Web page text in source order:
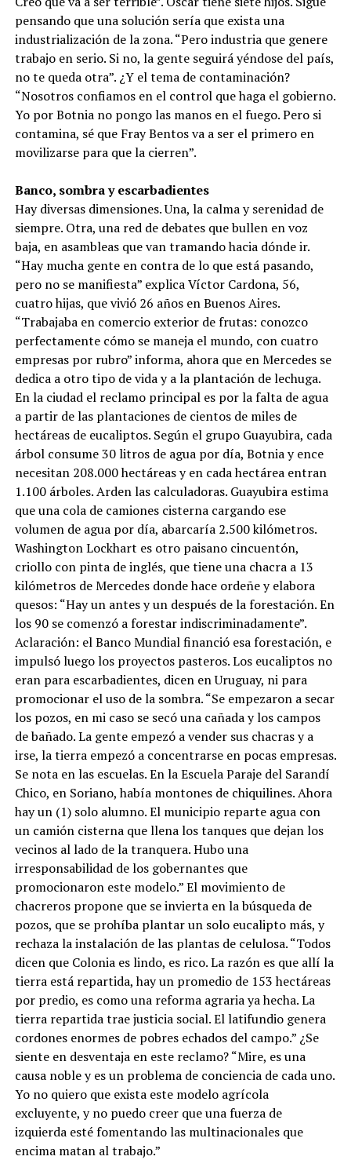
pensando que una solución sería que exista una
industrialización de la zona. “Pero industria que genere
trabajo en serio. Si no, la gente seguirá yéndose del país,
no te queda otra”. ¿Y el tema de contaminación?
“Nosotros confiamos en el control que haga el gobierno.
Yo por Botnia no pongo las manos en el fuego. Pero si
contamina, sé que Fray Bentos va a ser el primero en
movilizarse para que la cierren”.
Banco, sombra y escarbadientes
Hay diversas dimensiones. Una, la calma y serenidad de
siempre. Otra, una red de debates que bullen en voz
baja, en asambleas que van tramando hacia dónde ir.
“Hay mucha gente en contra de lo que está pasando,
pero no se manifiesta” explica Víctor Cardona, 56,
cuatro hijas, que vivió 26 años en Buenos Aires.
“Trabajaba en comercio exterior de frutas: conozco
perfectamente cómo se maneja el mundo, con cuatro
empresas por rubro” informa, ahora que en Mercedes se
dedica a otro tipo de vida y a la plantación de lechuga.
En la ciudad el reclamo principal es por la falta de agua
a partir de las plantaciones de cientos de miles de
hectáreas de eucaliptos. Según el grupo Guayubira, cada
árbol consume 30 litros de agua por día, Botnia y ence
necesitan 208.000 hectáreas y en cada hectárea entran
1.100 árboles. Arden las calculadoras. Guayubira estima
que una cola de camiones cisterna cargando ese
volumen de agua por día, abarcaría 2.500 kilómetros.
Washington Lockhart es otro paisano cincuentón,
criollo con pinta de inglés, que tiene una chacra a 13
kilómetros de Mercedes donde hace ordeñe y elabora
quesos: “Hay un antes y un después de la forestación. En
los 90 se comenzó a forestar indiscriminadamente”.
Aclaración: el Banco Mundial financió esa forestación, e
impulsó luego los proyectos pasteros. Los eucaliptos no
eran para escarbadientes, dicen en Uruguay, ni para
promocionar el uso de la sombra. “Se empezaron a secar
los pozos, en mi caso se secó una cañada y los campos
de bañado. La gente empezó a vender sus chacras y a
irse, la tierra empezó a concentrarse en pocas empresas.
Se nota en las escuelas. En la Escuela Paraje del Sarandí
Chico, en Soriano, había montones de chiquilines. Ahora
hay un (1) solo alumno. El municipio reparte agua con
un camión cisterna que llena los tanques que dejan los
vecinos al lado de la tranquera. Hubo una
irresponsabilidad de los gobernantes que
promocionaron este modelo.” El movimiento de
chacreros propone que se invierta en la búsqueda de
pozos, que se prohíba plantar un solo eucalipto más, y
rechaza la instalación de las plantas de celulosa. “Todos
dicen que Colonia es lindo, es rico. La razón es que allí la
tierra está repartida, hay un promedio de 153 hectáreas
por predio, es como una reforma agraria ya hecha. La
tierra repartida trae justicia social. El latifundio genera
cordones enormes de pobres echados del campo.” ¿Se
siente en desventaja en este reclamo? “Mire, es una
causa noble y es un problema de conciencia de cada uno.
Yo no quiero que exista este modelo agrícola
excluyente, y no puedo creer que una fuerza de
izquierda esté fomentando las multinacionales que
encima matan al trabajo.”